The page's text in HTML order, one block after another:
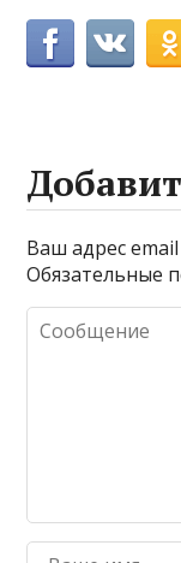
Ваш адрес
Обязательные